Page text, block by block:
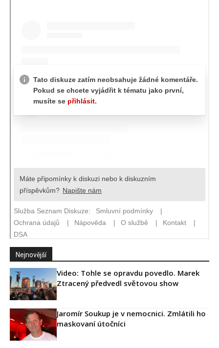
Nejnovější
Video: Tohle se opravdu povedlo. Marek
Ztracený předvedl světovou show
Jaromír Soukup je v nemocnici. Zmlátili ho
maskovaní útočníci